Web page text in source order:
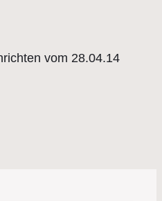
vom 28.04.14